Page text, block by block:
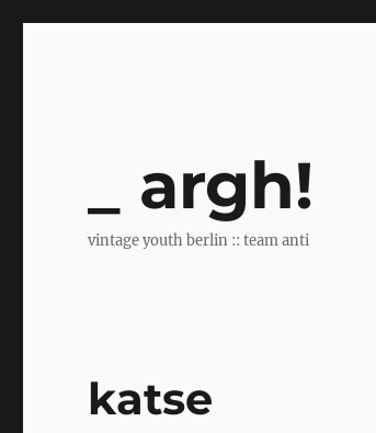
argh!
vintage youth berlin :: team anti
katse